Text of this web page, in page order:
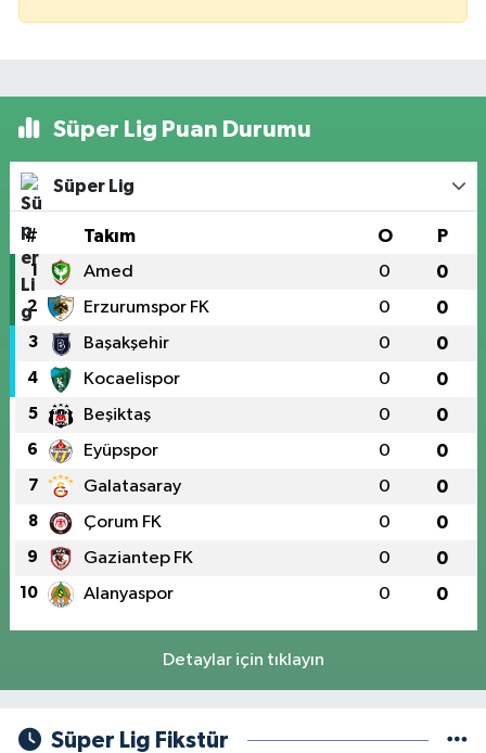
Süper Lig Puan Durumu
Süper Lig
# Takım O P
1 Amed 0 0
2 Erzurumspor FK 0 0
3 Başakşehir 0 0
4 Kocaelispor 0 0
5 Beşiktaş 0 0
6 Eyüpspor 0 0
7 Galatasaray 0 0
8 Çorum FK 0 0
9 Gaziantep FK 0 0
10 Alanyaspor 0 0
Detaylar için tıklayın
Süper Lig Fikstür